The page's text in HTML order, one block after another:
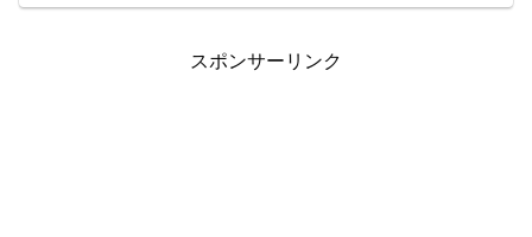
スポンサーリンク